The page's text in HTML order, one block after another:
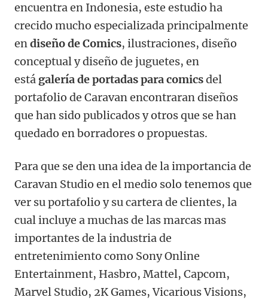
encuentra en Indonesia, este estudio ha
crecido mucho especializada principalmente
endiseño de Comics, ilustraciones, diseño
conceptual y diseño de juguetes, en
está galería de portadas para comicsdel
portafolio de Caravan encontraran diseños
que han sido publicados y otros que se han
quedado en borradores o propuestas.
Para que se den una idea de la importancia de
Caravan Studio en el medio solo tenemos que
ver su portafolio y su cartera de clientes, la
cual incluye a muchas de las marcas mas
importantes de la industria de
entretenimiento como Sony Online
Entertainment, Hasbro, Mattel, Capcom,
Marvel Studio, 2K Games, Vicarious Visions,